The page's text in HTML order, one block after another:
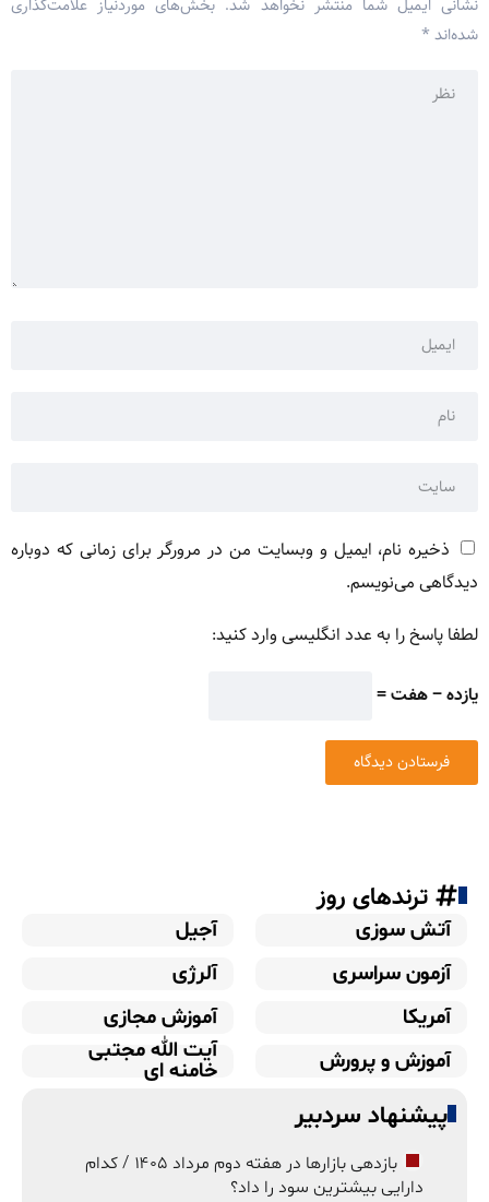
نشانی ایمیل شما منتشر نخواهد شد. بخش‌های موردنیاز علامت‌گذاری
شده‌اند *
ذخیره نام، ایمیل و وبسایت من در مرورگر برای زمانی که دوباره
دیدگاهی می‌نویسم.
لطفا پاسخ را به عدد انگلیسی وارد کنید:
یازده − هفت =
ترندهای روز
آتش سوزی
آجیل
آزمون سراسری
آلرژی
آمریکا
آموزش مجازی
آموزش و پرورش
آیت الله مجتبی
خامنه ای
پیشنهاد سردبیر
بازدهی بازارها در هفته دوم مرداد ۱۴۰۵ / کدام
دارایی بیشترین سود را داد؟